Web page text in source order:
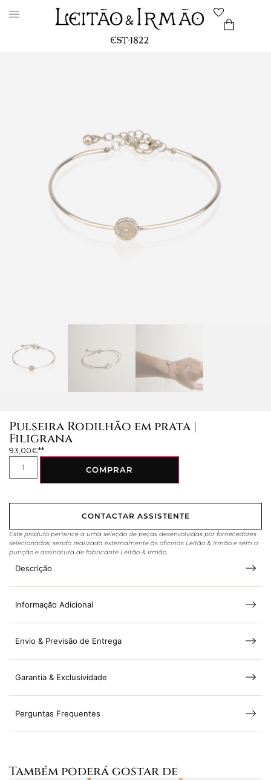
Pulseira Rodilhão em prata |
Filigrana
93,00€
COMPRAR
CONTACTAR ASSISTENTE
Este produto pertence a uma seleção de peças desenvolvidas por fornecedores
selecionados, sendo realizada externamente às oficinas Leitão & Irmão e sem o
punção e assinatura de fabricante Leitão & Irmão.
Descrição
Informação Adicional
Envio & Previsão de Entrega
Garantia & Exclusividade
Perguntas Frequentes
Também poderá gostar de